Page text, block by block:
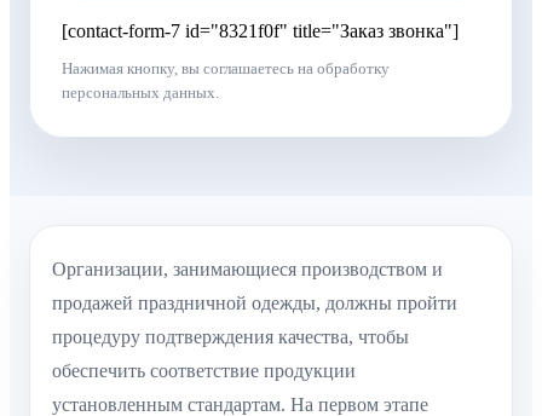
[contact-form-7 id="8321f0f" title="Заказ звонка"]
Нажимая кнопку, вы соглашаетесь на обработку
персональных данных.
Организации, занимающиеся производством и
продажей праздничной одежды, должны пройти
процедуру подтверждения качества, чтобы
обеспечить соответствие продукции
установленным стандартам. На первом этапе